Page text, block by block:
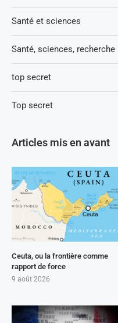
Santé et sciences
Santé, sciences, recherche
top secret
Top secret
Articles mis en avant
Ceuta, ou la frontière comme
rapport de force
9 août 2026